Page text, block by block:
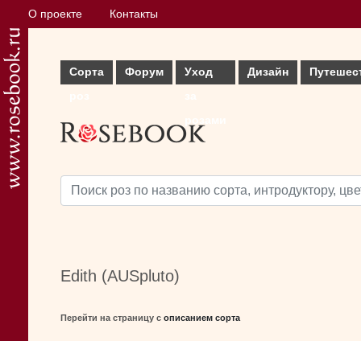
О проекте Контакты
Сорта
Форум
Уход
Дизайн
Edith (AUSpluto)
Перейти на страницу с описанием сорта